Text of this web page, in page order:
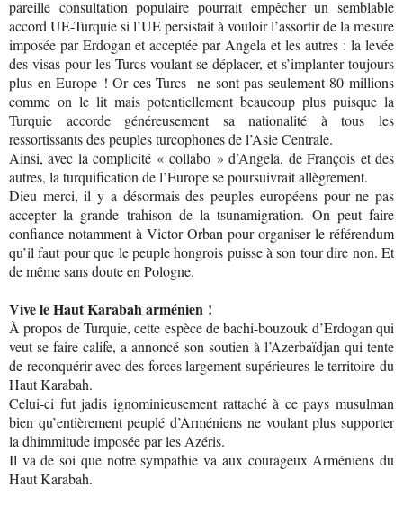
pareille consultation populaire pourrait empêcher un semblable
accord UE-Turquie si l’UE persistait à vouloir l’assortir de la mesure
imposée par Erdogan et acceptée par Angela et les autres : la levée
des visas pour les Turcs voulant se déplacer, et s’implanter toujours
plus en Europe ! Or ces Turcs ne sont pas seulement 80 millions
comme on le lit mais potentiellement beaucoup plus puisque la
Turquie accorde généreusement sa nationalité à tous les
ressortissants des peuples turcophones de l’Asie Centrale.
Ainsi, avec la complicité « collabo » d’Angela, de François et des
autres, la turquification de l’Europe se poursuivrait allègrement.
Dieu merci, il y a désormais des peuples européens pour ne pas
accepter la grande trahison de la tsunamigration. On peut faire
confiance notamment à Victor Orban pour organiser le référendum
qu’il faut pour que le peuple hongrois puisse à son tour dire non. Et
de même sans doute en Pologne.
Vive le Haut Karabah arménien !
À propos de Turquie, cette espèce de bachi-bouzouk d’Erdogan qui
veut se faire calife, a annoncé son soutien à l’Azerbaïdjan qui tente
de reconquérir avec des forces largement supérieures le territoire du
Haut Karabah.
Celui-ci fut jadis ignominieusement rattaché à ce pays musulman
bien qu’entièrement peuplé d’Arméniens ne voulant plus supporter
la dhimmitude imposée par les Azéris.
Il va de soi que notre sympathie va aux courageux Arméniens du
Haut Karabah.